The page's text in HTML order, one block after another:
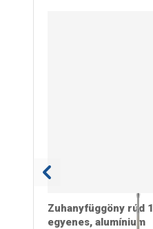
Zuhanyfüggöny rúd
egyenes, alumínium